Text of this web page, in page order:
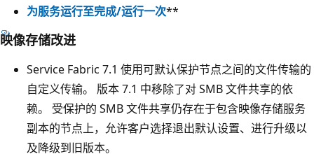
为服务运行至完成/运行一次**
映像存储改进
Service Fabric 7.1 使用可默认保护节点之间的文件传输的
自定义传输。 版本 7.1 中移除了对 SMB 文件共享的依
赖。 受保护的 SMB 文件共享仍存在于包含映像存储服务
副本的节点上，允许客户选择退出默认设置、进行升级以
及降级到旧版本。